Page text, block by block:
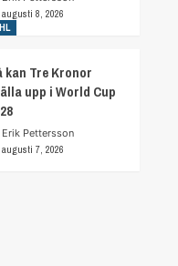
augusti 8, 2026
kan Tre Kronor
upp i World Cup
Erik Pettersson
augusti 7, 2026